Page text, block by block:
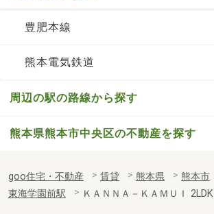
豊肥本線
熊本電気鉄道
周辺の駅の路線から探す
熊本県熊本市中央区の不動産を探す
goo住宅・不動産 賃貸 熊本県 熊本市
東海学園前駅
ＫＡＮＮＡ－ＫＡＭＵＩ 2LDK